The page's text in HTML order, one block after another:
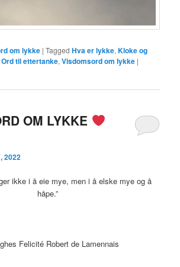
om lykke |Tagged Hva er lykke,Kloke og
Ord til ettertanke,Visdomsord om lykke |
OM LYKKE
2022
ikke i å eie mye, men i å elske mye og å
håpe.”
Felicité Robert de Lamennais